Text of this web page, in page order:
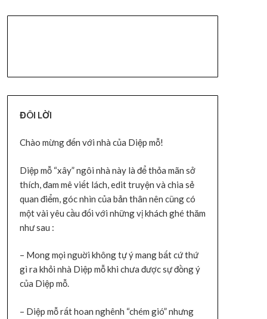
ĐÔI LỜI
Chào mừng đến với nhà của Diệp mỗ!
Diệp mỗ “xây” ngôi nhà này là để thỏa mãn sở
thích, đam mê viết lách, edit truyện và chia sẻ
quan điểm, góc nhìn của bản thân nên cũng có
một vài yêu cầu đối với những vị khách ghé thăm
như sau :
– Mong mọi nguời không tự ý mang bất cứ thứ
gì ra khỏi nhà Diệp mỗ khi chưa được sự đồng ý
của Diệp mỗ.
– Diệp mỗ rất hoan nghênh “chém gió” nhưng